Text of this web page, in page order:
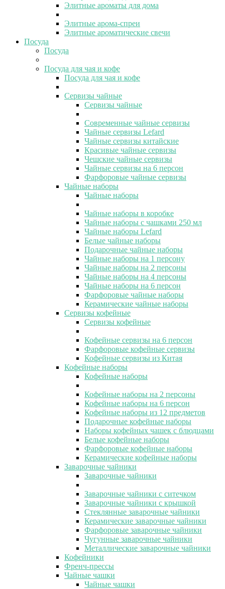
Элитные ароматы для дома
Элитные арома-спреи
Элитные ароматические свечи
Посуда
Посуда
Посуда для чая и кофе
Посуда для чая и кофе
Сервизы чайные
Сервизы чайные
Современные чайные сервизы
Чайные сервизы Lefard
Чайные сервизы китайские
Красивые чайные сервизы
Чешские чайные сервизы
Чайные сервизы на 6 персон
Фарфоровые чайные сервизы
Чайные наборы
Чайные наборы
Чайные наборы в коробке
Чайные наборы с чашками 250 мл
Чайные наборы Lefard
Белые чайные наборы
Подарочные чайные наборы
Чайные наборы на 1 персону
Чайные наборы на 2 персоны
Чайные наборы на 4 персоны
Чайные наборы на 6 персон
Фарфоровые чайные наборы
Керамические чайные наборы
Сервизы кофейные
Сервизы кофейные
Кофейные сервизы на 6 персон
Фарфоровые кофейные сервизы
Кофейные сервизы из Китая
Кофейные наборы
Кофейные наборы
Кофейные наборы на 2 персоны
Кофейные наборы на 6 персон
Кофейные наборы из 12 предметов
Подарочные кофейные наборы
Наборы кофейных чашек с блюдцами
Белые кофейные наборы
Фарфоровые кофейные наборы
Керамические кофейные наборы
Заварочные чайники
Заварочные чайники
Заварочные чайники с ситечком
Заварочные чайники с крышкой
Стеклянные заварочные чайники
Керамические заварочные чайники
Фарфоровые заварочные чайники
Чугунные заварочные чайники
Металлические заварочные чайники
Кофейники
Френч-прессы
Чайные чашки
Чайные чашки